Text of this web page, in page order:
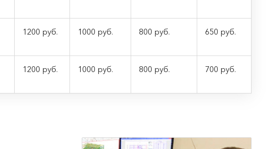
1200 руб. 1000 руб. 800 руб. 650 руб.
1200 руб. 1000 руб. 800 руб. 700 руб.